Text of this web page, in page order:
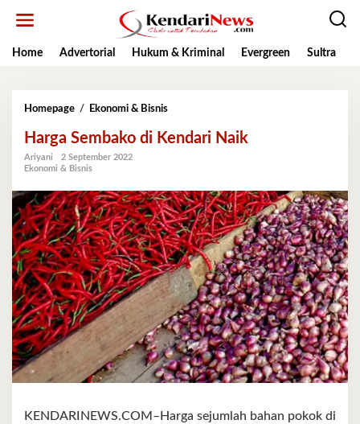
Home
Advertorial Hukum & Kriminal Evergreen Sultra
Homepage / Ekonomi & BisnisHarga
di
Harga Sembako di Kendari Naik
Ariyani
2 September 2022
Ekonomi & Bisnis
KENDARINEWS.COM–Harga sejumlah bahan pokok di